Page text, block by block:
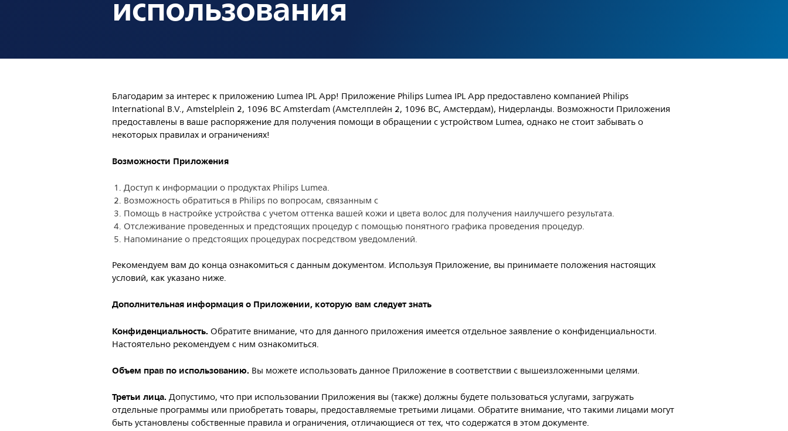
Благодарим за интерес к приложению Lumea IPL App! Приложение Philips Lumea IPL App предоставлено компанией Philips
International B.V., Amstelplein 2, 1096 BC Amsterdam (Амстелплейн 2, 1096 BC, Амстердам), Нидерланды. Возможности Приложения
предоставлены в ваше распоряжение для получения помощи в обращении с устройством Lumea, однако не стоит забывать о
некоторых правилах и ограничениях!
Возможности Приложения
Доступ к информации о продуктах Philips Lumea.
Возможность обратиться в Philips по вопросам, связанным с
Помощь в настройке устройства с учетом оттенка вашей кожи и цвета волос для получения наилучшего результата.
Отслеживание проведенных и предстоящих процедур с помощью понятного графика проведения процедур.
Напоминание о предстоящих процедурах посредством уведомлений.
Рекомендуем вам до конца ознакомиться с данным документом. Используя Приложение, вы принимаете положения настоящих
условий, как указано ниже.
ДополнительнаяинформацияоПриложении, которую вам следуетзнать
Конфиденциальность. Обратите внимание, что для данного приложения имеется отдельное заявление о конфиденциальности.
Настоятельно рекомендуем с ним ознакомиться.
Объем правпоиспользованию. Вы можете использовать данное Приложение в соответствии с вышеизложенными целями.
Третьи лица.Допустимо, что при использовании Приложения вы (также) должны будете пользоваться услугами, загружать
отдельные программы или приобретать товары, предоставляемые третьими лицами. Обратите внимание, что такими лицами могут
быть установлены собственные правила и ограничения, отличающиеся от тех, что содержатся в этом документе.